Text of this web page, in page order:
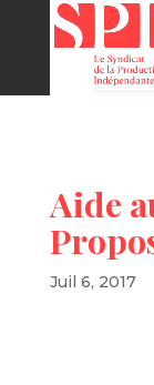
Aide
Juil 6, 2017